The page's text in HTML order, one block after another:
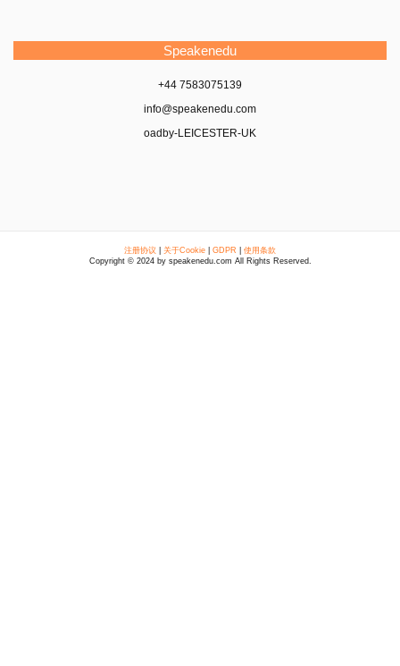
Speakenedu
+44 7583075139
info@speakenedu.com
oadby-LEICESTER-UK
注册协议 关于Cookie GDPR
使用条款
Copyright © 2024 by speakenedu.com All Rights Reserved.